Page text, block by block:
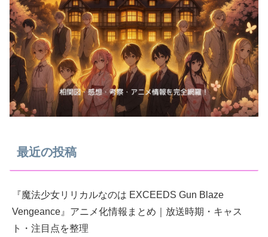
最近の投稿
『魔法少女リリカルなのは EXCEEDS Gun Blaze
Vengeance』アニメ化情報まとめ｜放送時期・キャス
ト・注目点を整理